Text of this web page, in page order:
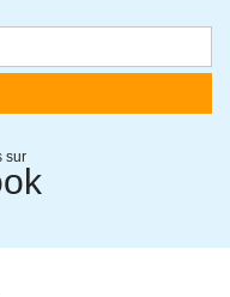
sur